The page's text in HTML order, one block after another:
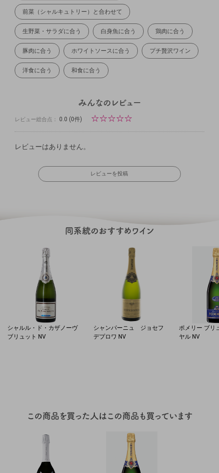
前菜（シャルキュトリー）と合わせて
生野菜・サラダに合う 白身魚に合う 鶏肉に合う
豚肉に合う ホワイトソースに合う プチ贅沢ワイン
洋食に合う 和食に合う
レビュー総合点： 0.0 (0件) ☆☆☆☆☆
レビューはありません。
レビューを投稿
シャルル・ド・カザノーヴ
ブリュット NV
シャンパーニュ ジョセフ
デプロワ NV
ポメリー ブリ
ヤル NV